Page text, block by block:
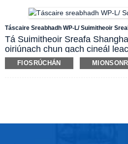
Táscaire Sreabhadh WP-L/ Suimitheoir
Tá Suimitheoir Sreafa
oiriúnach chun gach cineál
ginearálta agus araile a
ionstraim seo go forleathan
FIOSRÚCHÁN